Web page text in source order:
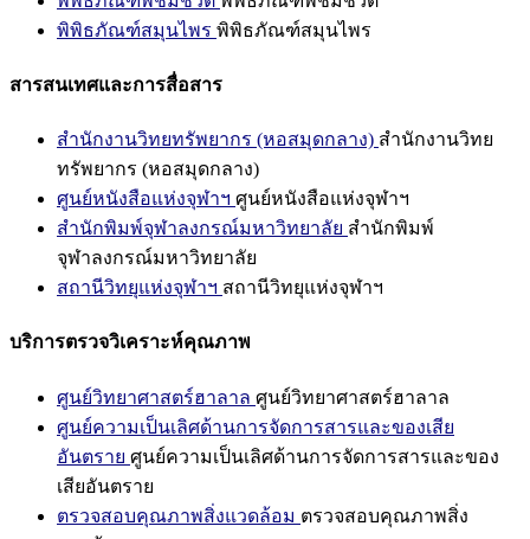
พิพิธภัณฑ์สมุนไพร พิพิธภัณฑ์สมุนไพร
สารสนเทศและการสื่อสาร
สำนักงานวิทยทรัพยากร (หอสมุดกลาง) สำนักงานวิทย
ทรัพยากร (หอสมุดกลาง)
ศูนย์หนังสือแห่งจุฬาฯ ศูนย์หนังสือแห่งจุฬาฯ
สำนักพิมพ์จุฬาลงกรณ์มหาวิทยาลัย สำนักพิมพ์
จุฬาลงกรณ์มหาวิทยาลัย
สถานีวิทยุแห่งจุฬาฯ สถานีวิทยุแห่งจุฬาฯ
บริการตรวจวิเคราะห์คุณภาพ
ศูนย์วิทยาศาสตร์ฮาลาล ศูนย์วิทยาศาสตร์ฮาลาล
ศูนย์ความเป็นเลิศด้านการจัดการสารและของเสีย
อันตราย ศูนย์ความเป็นเลิศด้านการจัดการสารและของ
เสียอันตราย
ตรวจสอบคุณภาพสิ่งแวดล้อม ตรวจสอบคุณภาพสิ่ง